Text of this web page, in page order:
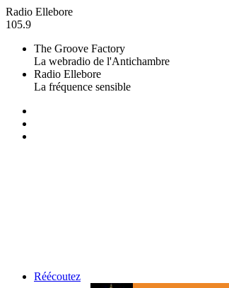
Radio Ellebore
105.9
The Groove Factory
La webradio de l'Antichambre
Radio Ellebore
La fréquence sensible
Réécoutez